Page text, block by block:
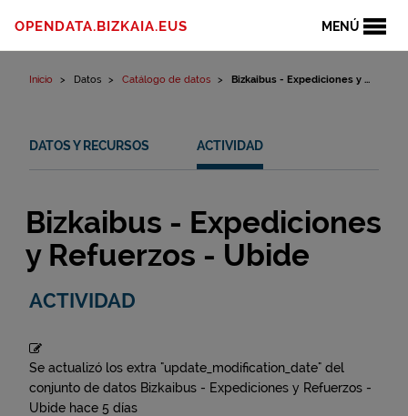
MENÚ
OPENDATA.BIZKAIA.EUS
Inicio Datos Catálogo de datos Bizkaibus - Expediciones y ...
DATOS Y RECURSOS ACTIVIDAD
Bizkaibus - Expediciones
y Refuerzos - Ubide
ACTIVIDAD
Se actualizó los extra "update_modification_date" del
conjunto de datos Bizkaibus - Expediciones y Refuerzos -
Ubide hace 5 días